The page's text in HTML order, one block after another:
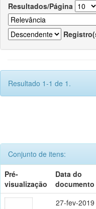
Resultados/Página
Resultado 1-1 de 1.
Conjunto de itens:
Pré-
visualização
Data do
documento
27-fev-2019